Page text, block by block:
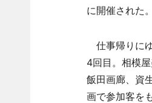
に開催された。
仕事帰りに
4回目。相模
飯田画廊、資
画で参加客を